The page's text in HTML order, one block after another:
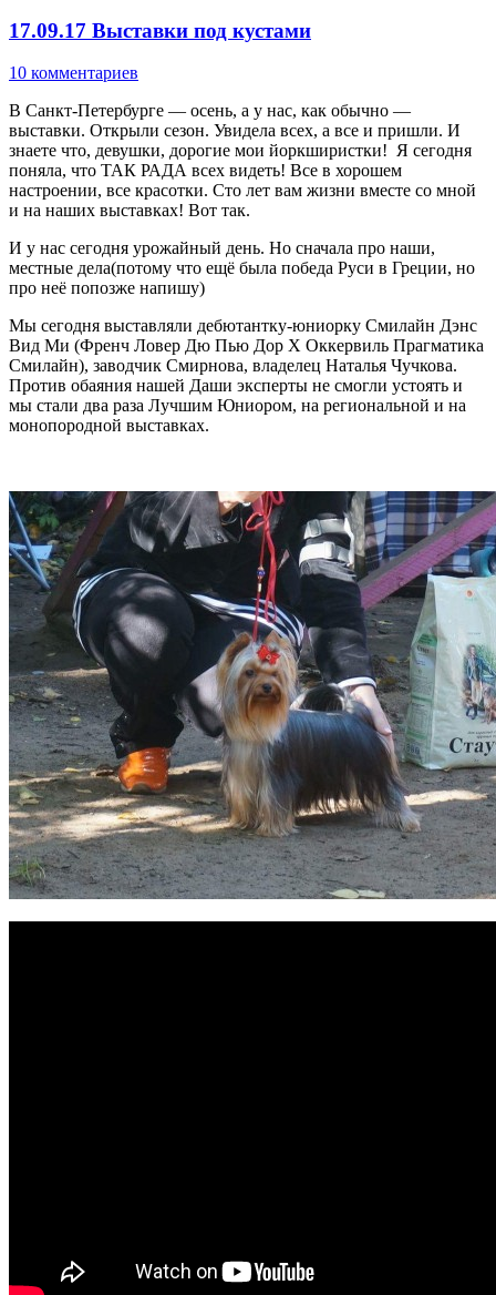
17.09.17 Выставки под кустами
10 комментариев
В Санкт-Петербурге — осень, а у нас, как обычно —
выставки. Открыли сезон. Увидела всех, а все и пришли. И
знаете что, девушки, дорогие мои йоркширистки! Я сегодня
поняла, что ТАК РАДА всех видеть! Все в хорошем
настроении, все красотки. Сто лет вам жизни вместе со мной
и на наших выставках! Вот так.
И у нас сегодня урожайный день. Но сначала про наши,
местные дела(потому что ещё была победа Руси в Греции, но
про неё попозже напишу)
Мы сегодня выставляли дебютантку-юниорку Смилайн Дэнс
Вид Ми (Френч Ловер Дю Пью Дор Х Оккервиль Прагматика
Смилайн), заводчик Смирнова, владелец Наталья Чучкова.
Против обаяния нашей Даши эксперты не смогли устоять и
мы стали два раза Лучшим Юниором, на региональной и на
монопородной выставках.